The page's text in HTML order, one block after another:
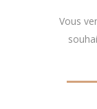
Vous